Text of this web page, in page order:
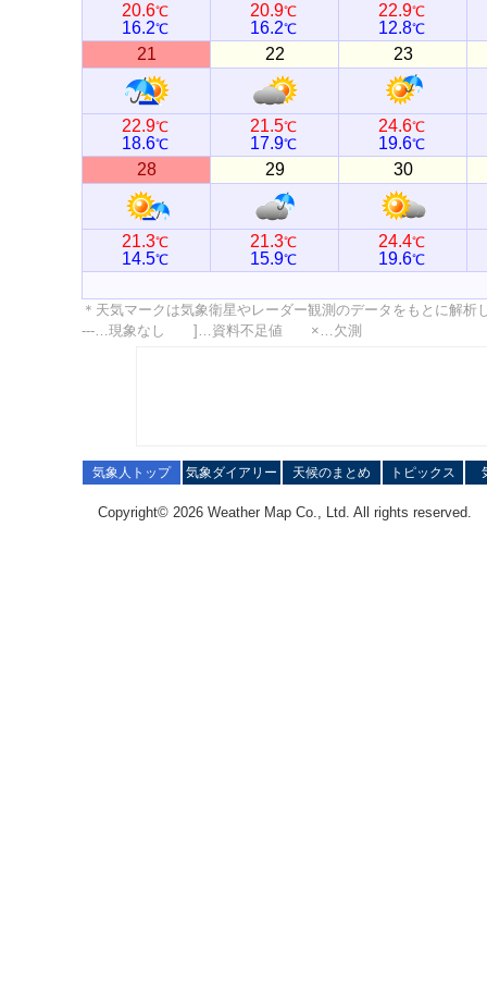
20.6℃
16.2℃
20.9℃
16.2℃
22.9℃
12.8℃
21 22 23
22.9℃
18.6℃
21.5℃
17.9℃
24.6℃
19.6℃
28 29 30
21.3℃
14.5℃
21.3℃
15.9℃
24.4℃
19.6℃
＊天気マークは気象衛星やレーダー観測のデータをもとに解
---…現象なし ]…資料不足値 ×…欠測
気象人トップ 気象ダイアリー 天候のまとめ トピックス
Copyright© 2026 Weather Map Co., Ltd. All rights reserved.